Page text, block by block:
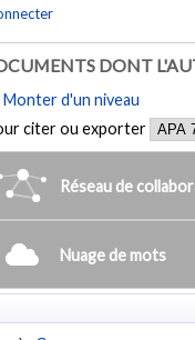
DONT
Monter d'un niveau
citer ou exporter
Réseau de
Nuage de mots